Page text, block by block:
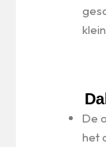
De
het